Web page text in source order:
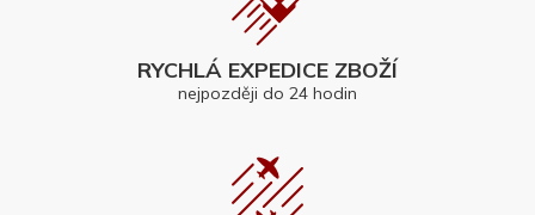
RYCHLÁ EXPEDICE ZBOŽÍ
nejpozději do 24 hodin